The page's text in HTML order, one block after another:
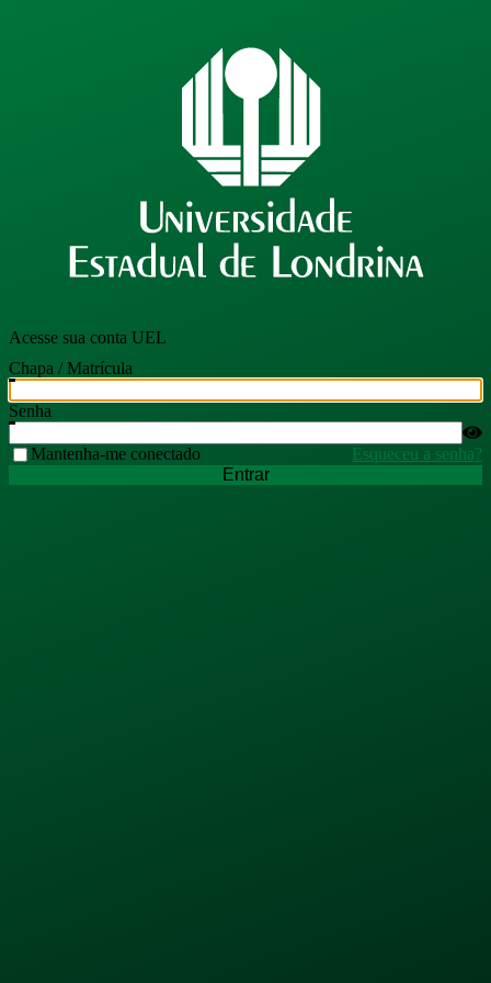
Acesse sua conta UEL
Chapa / Matrícula
Senha
Mantenha-me conectado
Esqueceu a senha?
Entrar